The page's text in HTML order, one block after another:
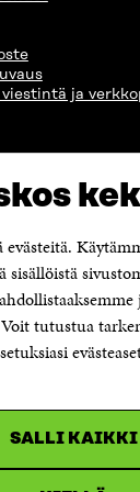
sisällöistä
tutustua
SALLI KAIKKI
S
A
ja
PL 160,
991